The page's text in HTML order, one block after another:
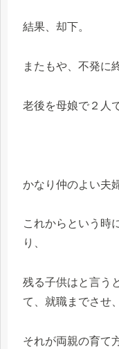
結果、却下。
またもや、不発に
老後を母娘で２人
かなり仲のよい夫
これからという時
り、
残る子供はと言う
て、就職までさせ、
それが両親の育て